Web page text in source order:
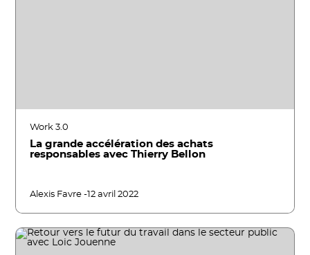
Work 3.0
La grande accélération des achats
responsables avec Thierry Bellon
Alexis Favre -12 avril 2022